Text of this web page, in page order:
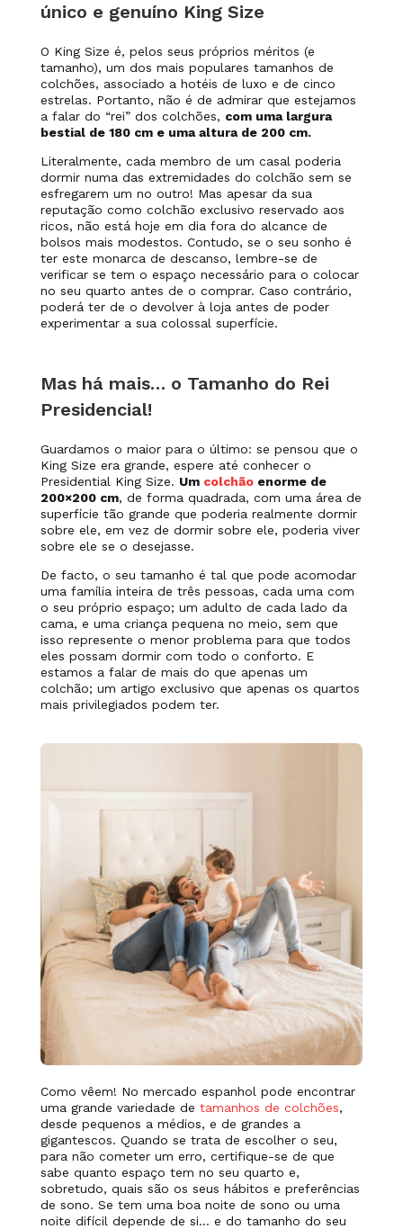
único e genuíno King Size
O King Size é, pelos seus próprios méritos (e
tamanho), um dos mais populares tamanhos de
colchões, associado a hotéis de luxo e de cinco
estrelas. Portanto, não é de admirar que estejamos
a falar do “rei” dos colchões, com uma largura
bestial de 180 cm e uma altura de 200 cm.
Literalmente, cada membro de um casal poderia
dormir numa das extremidades do colchão sem se
esfregarem um no outro! Mas apesar da sua
reputação como colchão exclusivo reservado aos
ricos, não está hoje em dia fora do alcance de
bolsos mais modestos. Contudo, se o seu sonho é
ter este monarca de descanso, lembre-se de
verificar se tem o espaço necessário para o colocar
no seu quarto antes de o comprar. Caso contrário,
poderá ter de o devolver à loja antes de poder
experimentar a sua colossal superfície.
Mas há mais… o Tamanho do Rei
Presidencial!
Guardamos o maior para o último: se pensou que o
King Size era grande, espere até conhecer o
Presidential King Size. Um colchãoenorme de
200×200 cm, de forma quadrada, com uma área de
superfície tão grande que poderia realmente dormir
sobre ele, em vez de dormir sobre ele, poderia viver
sobre ele se o desejasse.
De facto, o seu tamanho é tal que pode acomodar
uma família inteira de três pessoas, cada uma com
o seu próprio espaço; um adulto de cada lado da
cama, e uma criança pequena no meio, sem que
isso represente o menor problema para que todos
eles possam dormir com todo o conforto. E
estamos a falar de mais do que apenas um
colchão; um artigo exclusivo que apenas os quartos
mais privilegiados podem ter.
Como vêem! No mercado espanhol pode encontrar
uma grande variedade de tamanhos de colchões,
desde pequenos a médios, e de grandes a
gigantescos. Quando se trata de escolher o seu,
para não cometer um erro, certifique-se de que
sabe quanto espaço tem no seu quarto e,
sobretudo, quais são os seus hábitos e preferências
de sono. Se tem uma boa noite de sono ou uma
noite difícil depende de si… e do tamanho do seu